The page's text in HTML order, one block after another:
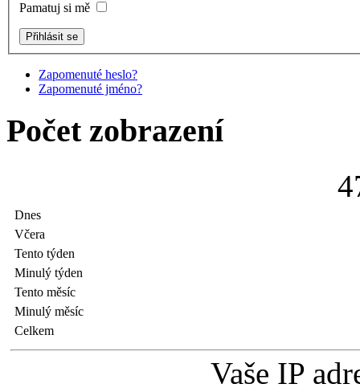
Pamatuj si mě
Zapomenuté heslo?
Zapomenuté jméno?
Počet zobrazení
4
Dnes
Včera
Tento týden
Minulý týden
Tento měsíc
Minulý měsíc
Celkem
Vaše IP